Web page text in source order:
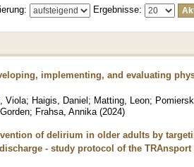
Ergebnisse:
implementing, and evaluating
Viola; Haigis, Daniel; Matting, Leon;
; Frahsa, Annika (2024)
of delirium in older adults by
- study protocol of the